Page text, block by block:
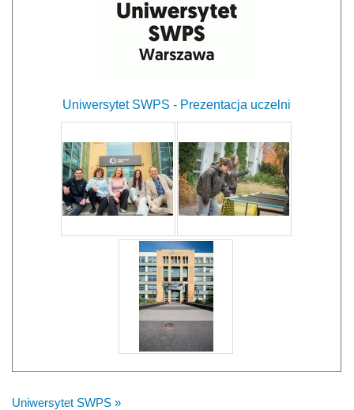
Uniwersytet SWPS - Prezentacja uczelni
Uniwersytet SWPS »